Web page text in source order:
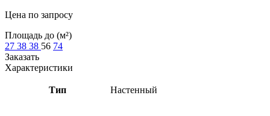
Цена по запросу
Площадь до (м²)
27 38 38 56 74
Заказать
Характеристики
Тип Настенный